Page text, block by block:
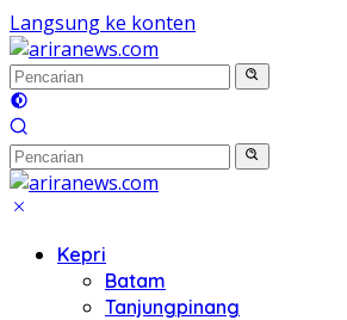
Langsung ke konten
Kepri
Batam
Tanjungpinang